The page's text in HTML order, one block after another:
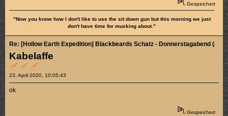
Gespeichert
"Now you know how I don't like to use the sit down gun but this morning we just
don't have time for mucking about."
Kabelaffe
23. April 2020, 10:05:43
Re: [Hollow Earth Expedition] Blackbeards Schatz - Donnerstagabend (4/4)
ok
Gespeichert